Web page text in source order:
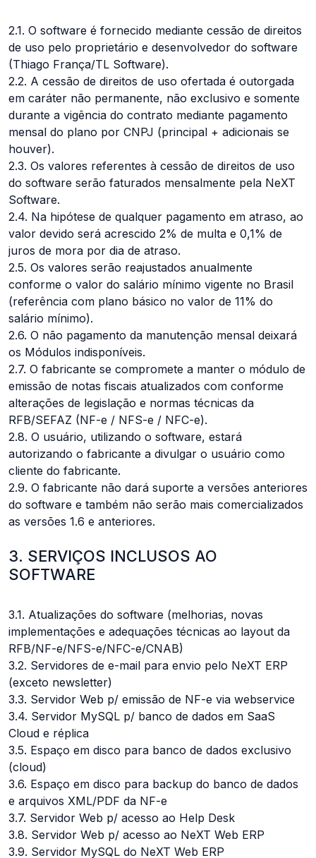
2.1. O software é fornecido mediante cessão de direitos
de uso pelo proprietário e desenvolvedor do software
(Thiago França/TL Software).
2.2. A cessão de direitos de uso ofertada é outorgada
em caráter não permanente, não exclusivo e somente
durante a vigência do contrato mediante pagamento
mensal do plano por CNPJ (principal + adicionais se
houver).
2.3. Os valores referentes à cessão de direitos de uso
do software serão faturados mensalmente pela NeXT
Software.
2.4. Na hipótese de qualquer pagamento em atraso, ao
valor devido será acrescido 2% de multa e 0,1% de
juros de mora por dia de atraso.
2.5. Os valores serão reajustados anualmente
conforme o valor do salário mínimo vigente no Brasil
(referência com plano básico no valor de 11% do
salário mínimo).
2.6. O não pagamento da manutenção mensal deixará
os Módulos indisponíveis.
2.7. O fabricante se compromete a manter o módulo de
emissão de notas fiscais atualizados com conforme
alterações de legislação e normas técnicas da
RFB/SEFAZ (NF-e / NFS-e / NFC-e).
2.8. O usuário, utilizando o software, estará
autorizando o fabricante a divulgar o usuário como
cliente do fabricante.
2.9. O fabricante não dará suporte a versões anteriores
do software e também não serão mais comercializados
as versões 1.6 e anteriores.
3. SERVIÇOS INCLUSOS AO
SOFTWARE
3.1. Atualizações do software (melhorias, novas
implementações e adequações técnicas ao layout da
RFB/NF-e/NFS-e/NFC-e/CNAB)
3.2. Servidores de e-mail para envio pelo NeXT ERP
(exceto newsletter)
3.3. Servidor Web p/ emissão de NF-e via webservice
3.4. Servidor MySQL p/ banco de dados em SaaS
Cloud e réplica
3.5. Espaço em disco para banco de dados exclusivo
(cloud)
3.6. Espaço em disco para backup do banco de dados
e arquivos XML/PDF da NF-e
3.7. Servidor Web p/ acesso ao Help Desk
3.8. Servidor Web p/ acesso ao NeXT Web ERP
3.9. Servidor MySQL do NeXT Web ERP